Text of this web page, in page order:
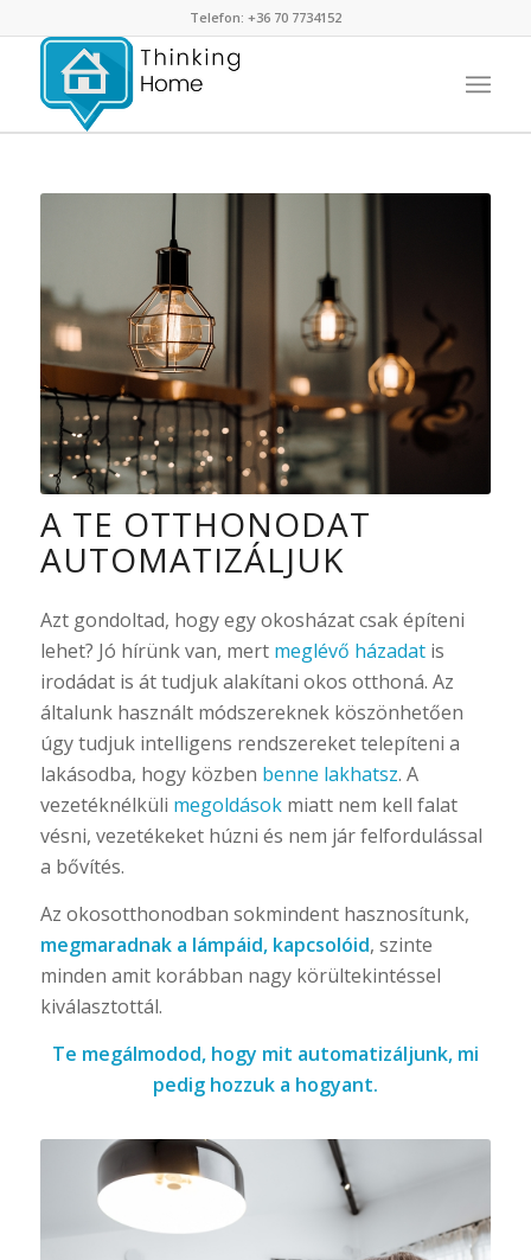
Telefon: +36 70 7734152
A TE OTTHONODAT
AUTOMATIZÁLJUK
Azt gondoltad, hogy egy okosházat csak építeni
lehet? Jó hírünk van, mert meglévő házadatis
irodádat is át tudjuk alakítani okos otthoná. Az
általunk használt módszereknek köszönhetően
úgy tudjuk intelligens rendszereket telepíteni a
lakásodba, hogy közben benne lakhatsz. A
vezetéknélküli megoldásokmiatt nem kell falat
vésni, vezetékeket húzni és nem jár felfordulással
a bővítés.
Az okosotthonodban sokmindent hasznosítunk,
megmaradnak a lámpáid, kapcsolóid, szinte
minden amit korábban nagy körültekintéssel
kiválasztottál.
Te megálmodod, hogy mit automatizáljunk, mi
pedig hozzuk a hogyant.